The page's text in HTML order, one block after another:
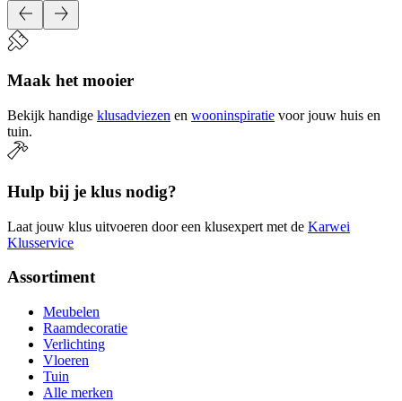
Maak het mooier
Bekijk handige klusadviezen en wooninspiratie voor jouw huis en
tuin.
Hulp bij je klus nodig?
Laat jouw klus uitvoeren door een klusexpert met de Karwei
Klusservice
Assortiment
Meubelen
Raamdecoratie
Verlichting
Vloeren
Tuin
Alle merken